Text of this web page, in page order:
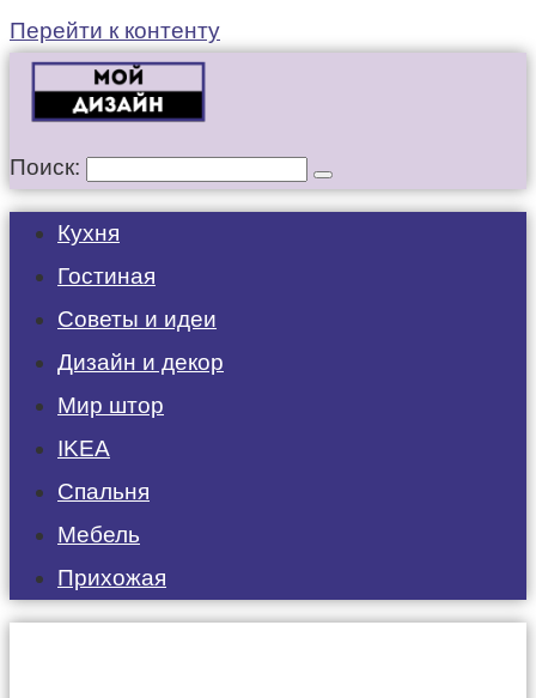
Перейти к контенту
Поиск:
Кухня
Гостиная
Советы и идеи
Дизайн и декор
Мир штор
IKEA
Спальня
Мебель
Прихожая